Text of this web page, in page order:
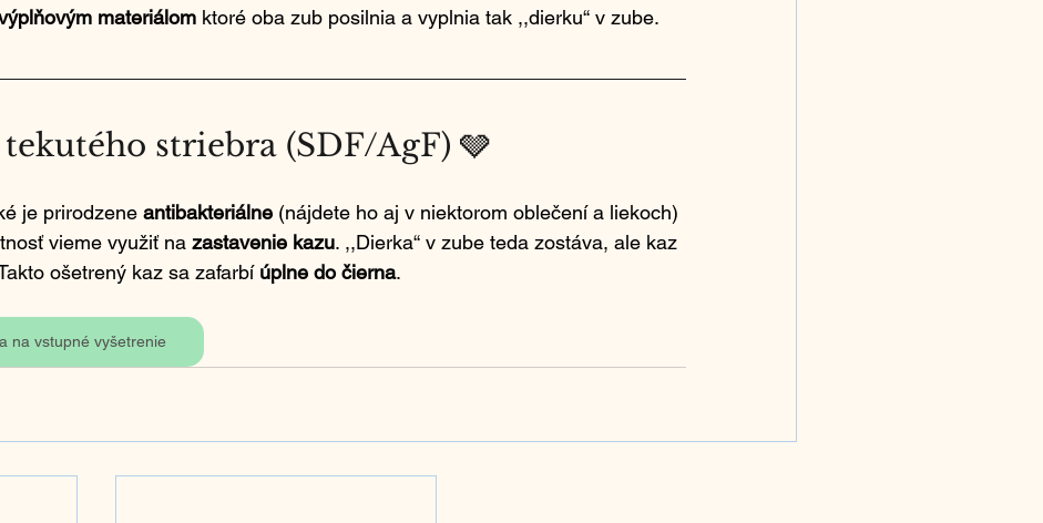
materiálom ktoré oba zub posilnia a vyplnia tak ,,dierku“ v zube.
striebra (SDF/AgF) 🩶
je prirodzene antibakteriálne (nájdete ho aj v niektorom oblečení a liekoch)
vieme využiť na zastavenie kazu. ,,Dierka“ v zube teda zostáva, ale kaz
ošetrený kaz sa zafarbí úplne do čierna.
na vstupné vyšetrenie